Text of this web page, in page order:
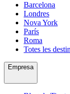
Barcelona
Londres
Nova York
París
Roma
Totes les
Empresa